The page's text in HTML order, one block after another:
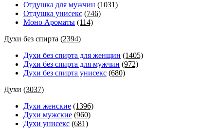
Отдушка для мужчин (1031)
Отдушка унисекс (746)
Моно Ароматы (114)
Духи без спирта (2394)
Духи без спирта для женщин (1405)
Духи без спирта для мужчин (972)
Духи без спирта унисекс (680)
Духи (3037)
Духи женские (1396)
Духи мужские (960)
Духи унисекс (681)